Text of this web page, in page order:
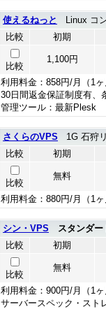
使えるねっと
Linux コ
比較
初期
比較
1,100円
利用料金：858円/月（1
30日間返金保証制度有、
管理ツール：最新Plesk
さくらのVPS 1G 石狩
比較
初期
比較
無料
利用料金：880円/月（1
シン・VPS
スタンダー
比較
初期
比較
無料
利用料金：900円/月（1
サーバースペック・スト